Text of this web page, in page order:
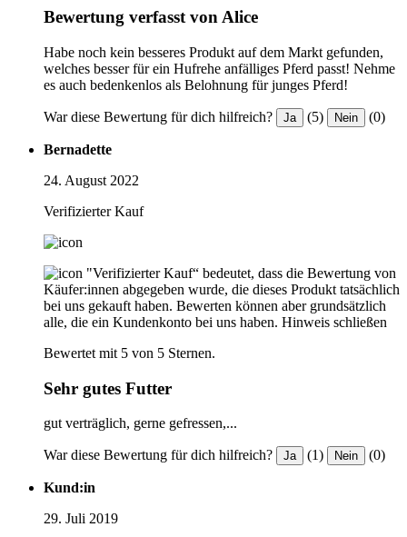
Bewertung verfasst von Alice
Habe noch kein besseres Produkt auf dem Markt gefunden,
welches besser für ein Hufrehe anfälliges Pferd passt! Nehme
es auch bedenkenlos als Belohnung für junges Pferd!
War diese Bewertung für dich hilfreich? Ja (5) Nein (0)
Bernadette
24. August 2022
Verifizierter Kauf
"Verifizierter Kauf“ bedeutet, dass die Bewertung von
Käufer:innen abgegeben wurde, die dieses Produkt tatsächlich
bei uns gekauft haben. Bewerten können aber grundsätzlich
alle, die ein Kundenkonto bei uns haben. Hinweis schließen
Bewertet mit 5 von 5 Sternen.
Sehr gutes Futter
gut verträglich, gerne gefressen,...
War diese Bewertung für dich hilfreich? Ja (1) Nein (0)
Kund:in
29. Juli 2019